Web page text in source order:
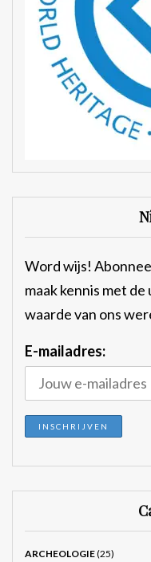
Word wijs!
maak kennis met
waarde van ons
E-mailadres:
ARCHEOLOGIE(25)